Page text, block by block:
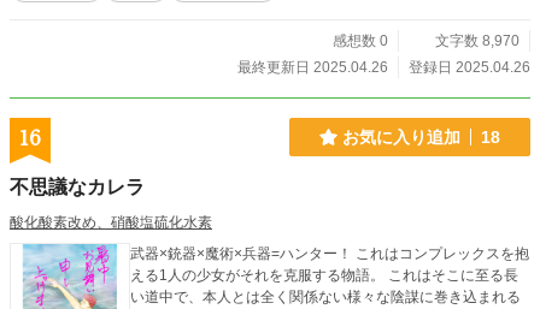
感想数 0
文字数 8,970
最終更新日 2025.04.26
登録日 2025.04.26
16 お気に入り追加 18
不思議なカレラ
酸化酸素改め、硝酸塩硫化水素
武器×銃器×魔術×兵器=ハンター！ これはコンプレックスを抱
える1人の少女がそれを克服する物語。 これはそこに至る長
い道中で、本人とは全く関係ない様々な陰謀に巻き込まれる